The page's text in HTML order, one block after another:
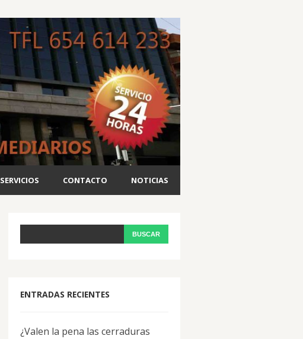
SERVICIOS CONTACTO NOTICIAS
ENTRADAS RECIENTES
¿Valen la pena las cerraduras